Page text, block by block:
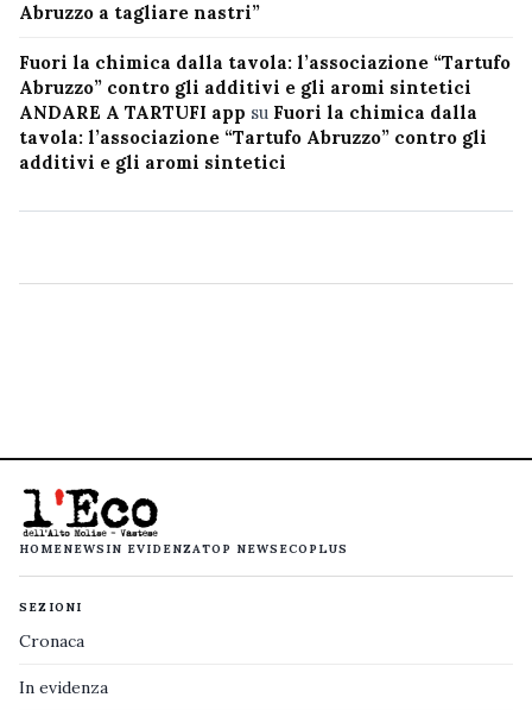
Abruzzo a tagliare nastri”
Fuori la chimica dalla tavola: l’associazione “Tartufo
Abruzzo” contro gli additivi e gli aromi sintetici
ANDARE A TARTUFI app su Fuori la chimica dalla
tavola: l’associazione “Tartufo Abruzzo” contro gli
additivi e gli aromi sintetici
HOMENEWS IN EVIDENZATOP NEWS ECOPLUS
SEZIONI
Cronaca
In evidenza